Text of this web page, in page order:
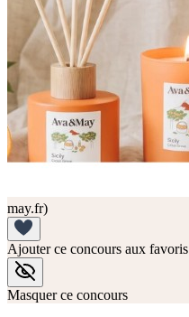
may.fr)
Ajouter ce concours aux favoris
Masquer ce concours